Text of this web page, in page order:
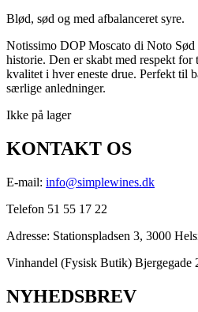
Blød, sød og med afbalanceret syre.
Notissimo DOP Moscato di Noto
historie. Den er skabt med respekt
kvalitet i hver eneste drue. Perfekt til
særlige anledninger.
Ikke på lager
KONTAKT OS
E-mail: info@simplewines.dk
Telefon 51 55 17 22
Adresse: Stationspladsen 3, 3000
Vinhandel (Fysisk Butik) Bjergegade
NYHEDSBREV